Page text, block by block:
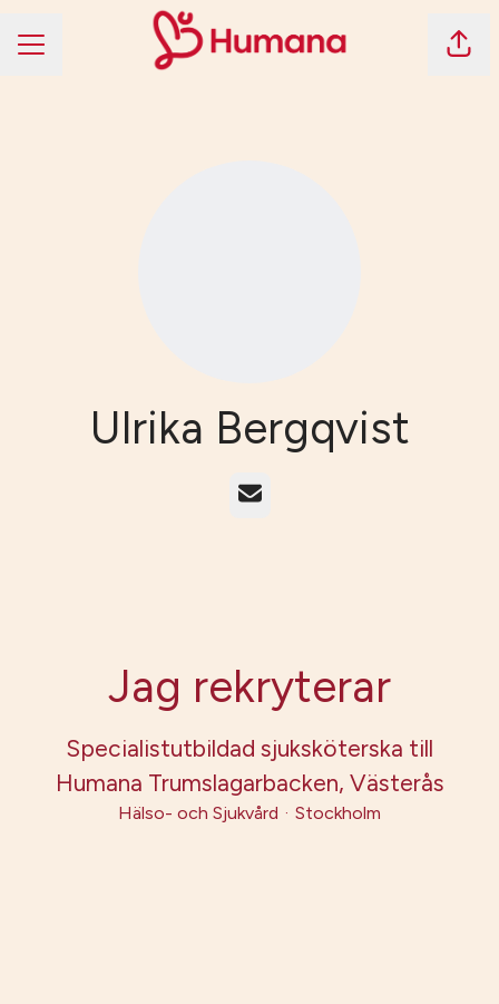
KARRIÄRMENY Dela
Ulrika Bergqvist
E-post
Jag rekryterar
Specialistutbildad sjuksköterska till
Humana Trumslagarbacken, Västerås
Hälso- och Sjukvård · Stockholm